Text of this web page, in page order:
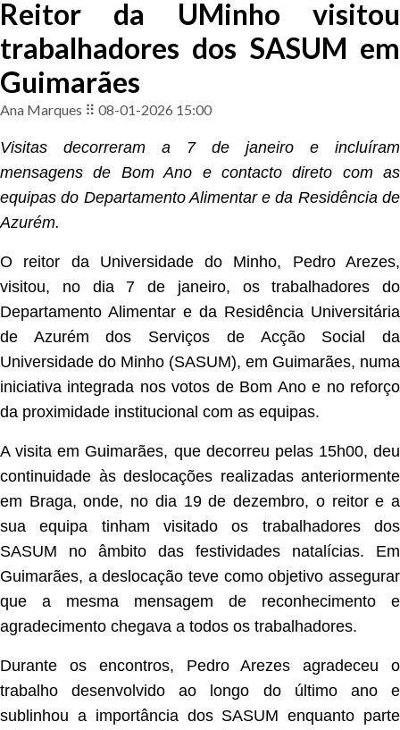
Reitor da UMinho visitou
trabalhadores dos SASUM em
Guimarães
Ana Marques ⠿ 08-01-2026 15:00
Visitas decorreram a 7 de janeiro e incluíram
mensagens de Bom Ano e contacto direto com as
equipas do Departamento Alimentar e da Residência de
Azurém.
O reitor da Universidade do Minho, Pedro Arezes,
visitou, no dia 7 de janeiro, os trabalhadores do
Departamento Alimentar e da Residência Universitária
de Azurém dos Serviços de Acção Social da
Universidade do Minho (SASUM), em Guimarães, numa
iniciativa integrada nos votos de Bom Ano e no reforço
da proximidade institucional com as equipas.
A visita em Guimarães, que decorreu pelas 15h00, deu
continuidade às deslocações realizadas anteriormente
em Braga, onde, no dia 19 de dezembro, o reitor e a
sua equipa tinham visitado os trabalhadores dos
SASUM no âmbito das festividades natalícias. Em
Guimarães, a deslocação teve como objetivo assegurar
que a mesma mensagem de reconhecimento e
agradecimento chegava a todos os trabalhadores.
Durante os encontros, Pedro Arezes agradeceu o
trabalho desenvolvido ao longo do último ano e
sublinhou a importância dos SASUM enquanto parte